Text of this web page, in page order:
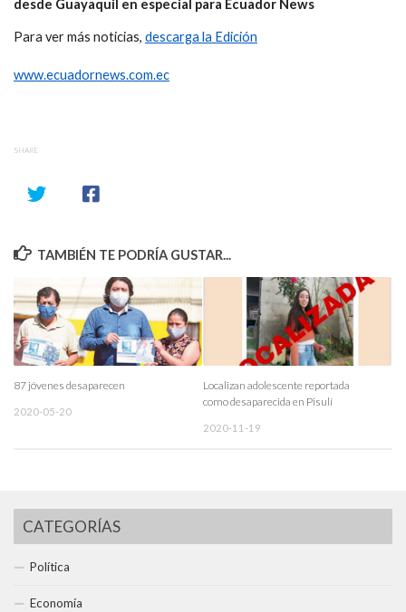
desde Guayaquil en especial para Ecuador News
Para ver más noticias, descarga la Edición
www.ecuadornews.com.ec
SHARE
TAMBIÉN TE PODRÍA GUSTAR...
87 jóvenes desaparecen
2020-05-20
Localizan adolescente reportada
como desaparecida en Pisulí
2020-11-19
CATEGORÍAS
Política
Economía